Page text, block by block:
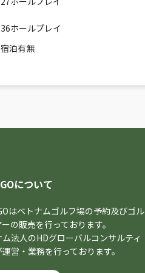
36ホールプレイ
宿泊有無
について
はベトナムゴルフ場の予約及びゴル
の販売を行っております。
ム法人のHDグローバルコンサルティ
営・業務を行っております。